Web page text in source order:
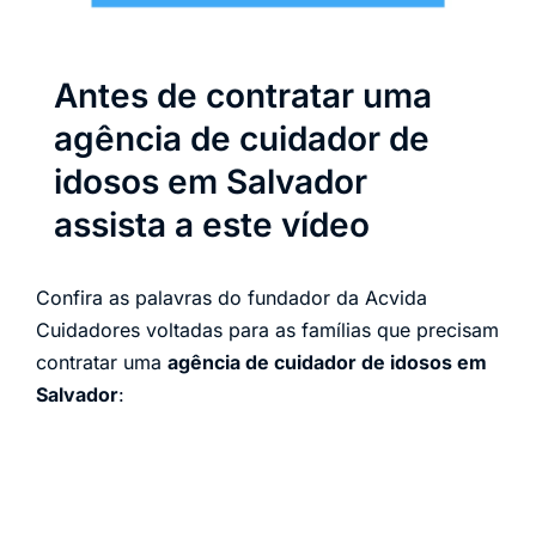
Antes de contratar uma
agência de cuidador de
idosos em Salvador
assista a este vídeo
Confira as palavras do fundador da Acvida
Cuidadores voltadas para as famílias que precisam
contratar uma agência de cuidador de idosos em
Salvador: